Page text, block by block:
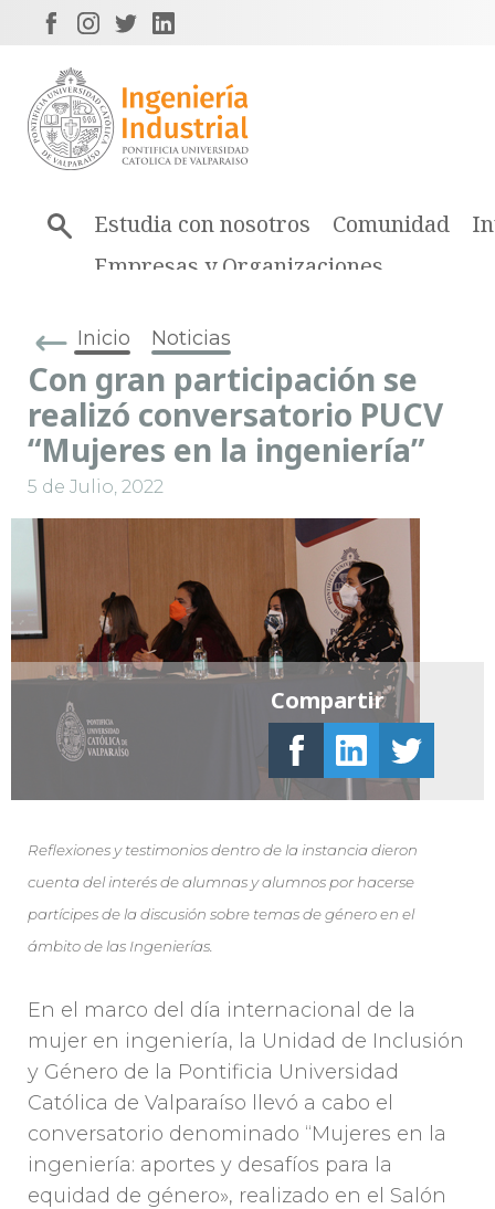
Estudia con nosotros Comunidad
Empresas y Organizaciones
Inicio Noticias
Con gran participación se
realizó conversatorio PUCV
“Mujeres en la ingeniería”
5 de Julio, 2022
Reflexiones y testimonios dentro de la instancia dieron
cuenta del interés de alumnas y alumnos por hacerse
partícipes de la discusión sobre temas de género en el
ámbito de las Ingenierías.
En el marco del día internacional de la
mujer en ingeniería, la Unidad de Inclusión
y Género de la Pontificia Universidad
Católica de Valparaíso llevó a cabo el
conversatorio denominado “Mujeres en la
ingeniería: aportes y desafíos para la
equidad de género», realizado en el Salón
Compartir